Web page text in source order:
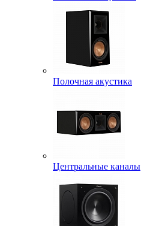
Полочная акустика
Центральные каналы